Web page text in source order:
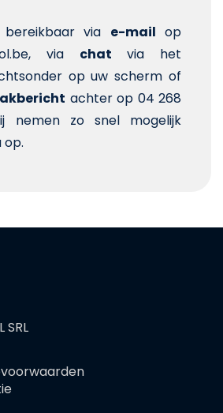
via e-mail op
via chat via het
op uw scherm of
achter op 04 268
nemen zo snel mogelijk
SRL